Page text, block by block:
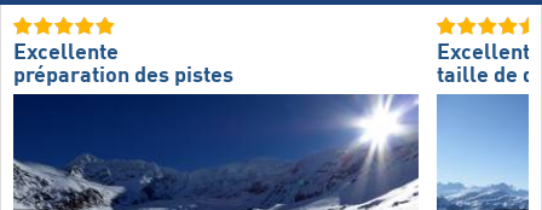
Excellente
préparation des pistes
Excellente
taille de